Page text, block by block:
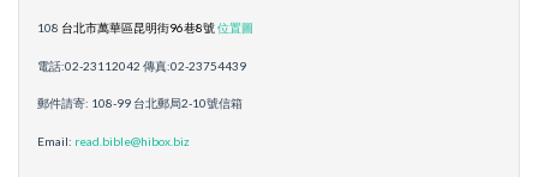
108 台北市萬華區昆明街96巷8號位置圖
電話:02-23112042 傳真:02-23754439
郵件請寄: 108-99 台北郵局2-10號信箱
Email: read.bible@hibox.biz